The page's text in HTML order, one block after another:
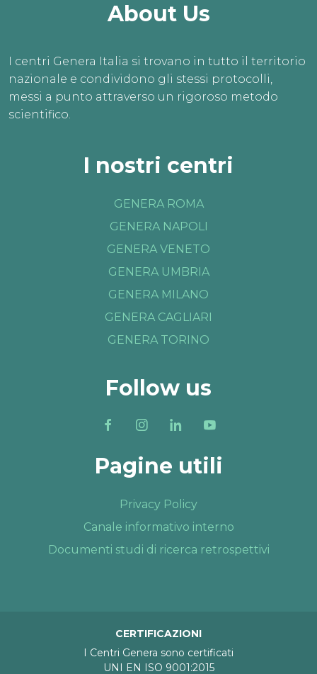
About Us
I centri Genera Italia si trovano in tutto il territorio
nazionale e condividono gli stessi protocolli,
messi a punto attraverso un rigoroso metodo
scientifico.
I nostri centri
GENERA ROMA
GENERA NAPOLI
GENERA VENETO
GENERA UMBRIA
GENERA MILANO
GENERA CAGLIARI
GENERA TORINO
Follow us
Pagine utili
Privacy Policy
Canale informativo interno
Documenti studi di ricerca retrospettivi
CERTIFICAZIONI
I Centri Genera sono certificati
UNI EN ISO 9001:2015